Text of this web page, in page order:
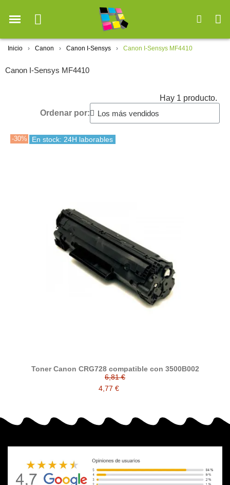
Inicio Canon Canon I-Sensys Canon I-Sensys MF4410
Canon I-Sensys MF4410
Hay 1 producto.
Ordenar por:
-30% En stock: 24H laborables
Toner Canon CRG728 compatible con 3500B002
6,81 €
4,77 €